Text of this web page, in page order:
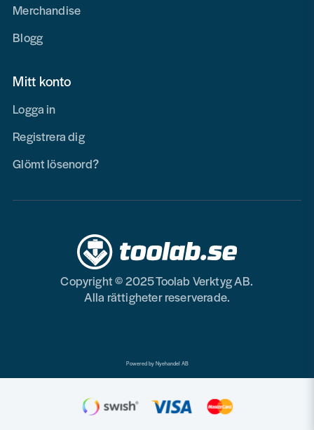
Merchandise
Blogg
Mitt konto
Logga in
Registrera dig
Glömt lösenord?
Copyright © 2025 Toolab Verktyg AB.
Alla rättigheter reserverade.
Powered by Nyehandel AB